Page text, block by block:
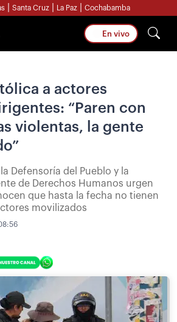
Santa Cruz La Paz Cochabamba
En vivo
a actores
“Paren con
violentas, la gente
Defensoría del Pueblo y la
de Derechos Humanos urgen
que hasta la fecha no tienen
movilizados